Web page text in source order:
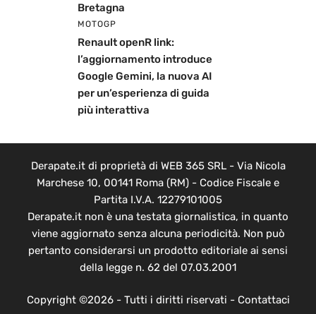
Bretagna
MOTOGP
Renault openR link:
l’aggiornamento introduce
Google Gemini, la nuova AI
per un’esperienza di guida
più interattiva
Derapate.it di proprietà di WEB 365 SRL - Via Nicola
Marchese 10, 00141 Roma (RM) - Codice Fiscale e
Partita I.V.A. 12279101005
Derapate.it non è una testata giornalistica, in quanto
viene aggiornato senza alcuna periodicità. Non può
pertanto considerarsi un prodotto editoriale ai sensi
della legge n. 62 del 07.03.2001
Copyright ©2026 - Tutti i diritti riservati - Contattaci